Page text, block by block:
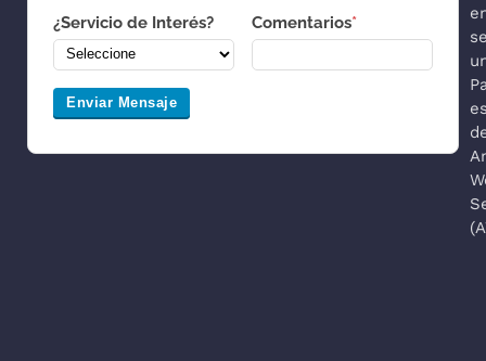
¿Servicio de Interés? Comentarios*
Enviar Mensaje